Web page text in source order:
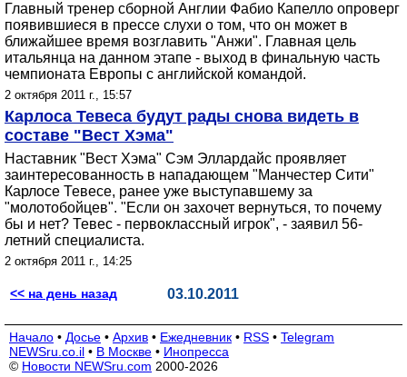
Главный тренер сборной Англии Фабио Капелло опроверг
появившиеся в прессе слухи о том, что он может в
ближайшее время возглавить "Анжи". Главная цель
итальянца на данном этапе - выход в финальную часть
чемпионата Европы с английской командой.
2 октября 2011 г., 15:57
Карлоса Тевеса будут рады снова видеть в
составе "Вест Хэма"
Наставник "Вест Хэма" Сэм Эллардайс проявляет
заинтересованность в нападающем "Манчестер Сити"
Карлосе Тевесе, ранее уже выступавшему за
"молотобойцев". "Если он захочет вернуться, то почему
бы и нет? Тевес - первоклассный игрок", - заявил 56-
летний специалиста.
2 октября 2011 г., 14:25
<< на день назад 03.10.2011
Начало • Досье • Архив • Ежедневник • RSS • Telegram
NEWSru.co.il • В Москве • Инопресса
© Новости NEWSru.com 2000-2026